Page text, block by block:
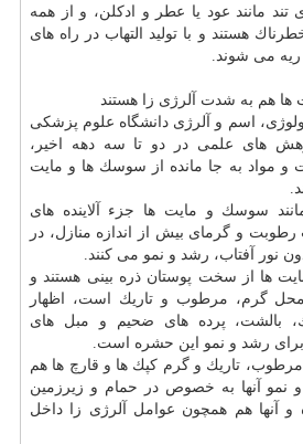
تند مانند عود یا عطر و ادكلن، و از همه
هستند و با تولید التهاب در راه های
می شوند.
هم به شدت آلرژی زا هستند
اسم و آلرژی دانشگاه علوم پزشكی
های علمی در دو تا سه دهه اخیر،
مواد به جا مانده از سوسك ها و مایت
سوسك و مایت ها جزء آلاینده های
رطوبت و گرمای بیش از اندازه منازل، در
نور آفتاب، رشد و نمو می كنند.
ها از سخت پوستان ذره بینی هستند و
گرم، مرطوب و تاریك است، اظهار
بالشت، پرده های ضحیم و مبل های
رشد و نمو این حشره است.
تاریك و گرم كپك ها و قارچ ها هم
نمو آنها به خصوص در حمام و زیرزمین
و آنها هم همچون عوامل آلرژی زا داخل